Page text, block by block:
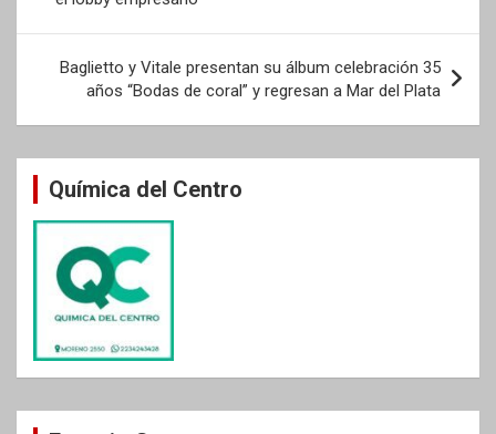
entradas
Baglietto y Vitale presentan su álbum celebración 35
años “Bodas de coral” y regresan a Mar del Plata
Química del Centro